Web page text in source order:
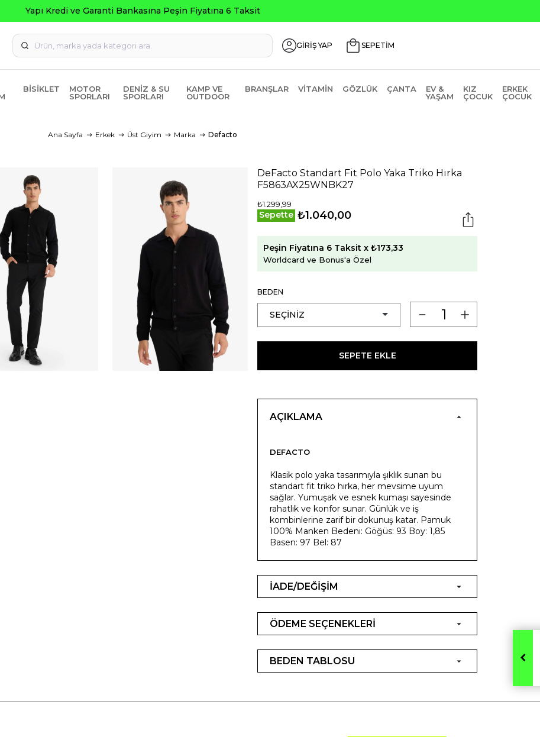
GİRİŞ YAP SEPETİM
BISIKLET
MOTOR
SPORLARI
DENIZ & SU
SPORLARI
KAMP VE
OUTDOOR
BRANŞLAR VITAMIN GÖZLÜK ÇANTA
EV &
YAŞAM
KIZ
ÇOCUK
ERKEK
ÇOCUK
Ana Sayfa Erkek Üst Giyim Marka Defacto
DeFacto Standart Fit Polo Yaka Triko Hırka
F5863AX25WNBK27
₺1.299,99
Sepette ₺1.040,00
Peşin Fiyatına 6 Taksit x ₺173,33
Worldcard ve Bonus'a Özel
BEDEN
SEPETE EKLE
AÇIKLAMA
DEFACTO
Klasik polo yaka tasarımıyla şıklık sunan bu
standart fit triko hırka, her mevsime uyum
sağlar. Yumuşak ve esnek kumaşı sayesinde
rahatlık ve konfor sunar. Günlük ve iş
kombinlerine zarif bir dokunuş katar. Pamuk
100% Manken Bedeni: Göğüs: 93 Boy: 1,85
Basen: 97 Bel: 87
İADE/DEĞİŞİM
ÖDEME SEÇENEKLERİ
BEDEN TABLOSU